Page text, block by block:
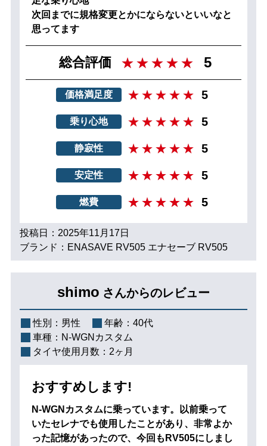
次回までに規格変更とかにならないといいなと
思ってます
総合評価 5
価格満足度 5
乗り心地 5
静寂性 5
安定性 5
燃費 5
投稿日：2025年11月17日
ブランド：ENASAVE RV505 エナセーブ RV505
shimo さんからのレビュー
性別： 男性 年齢： 40代
車種： N-WGNカスタム
タイヤ使用月数： 2ヶ月
おすすめします!
N-WGNカスタムに乗っています。以前乗って
いたセレナでも使用したことがあり、非常よか
った記憶があったので、今回もRV505にしまし